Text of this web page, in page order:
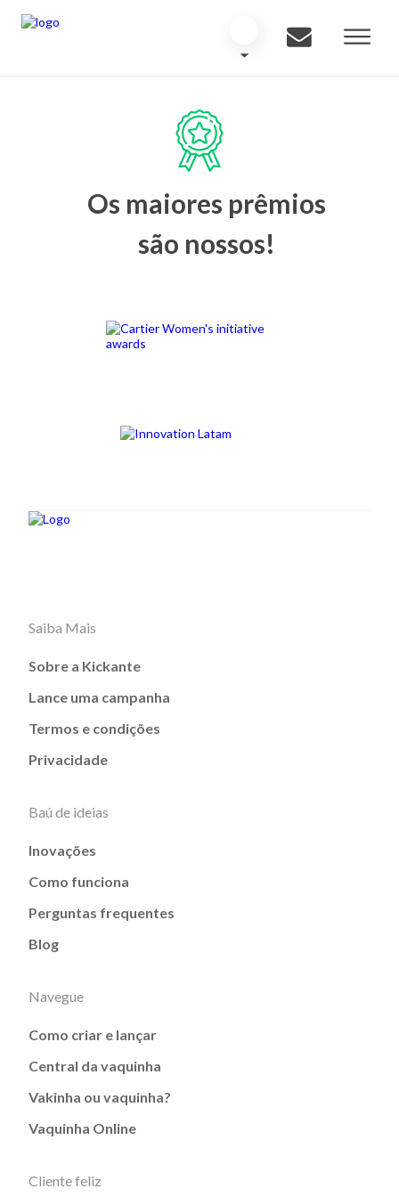
Os maiores prêmios
são nossos!
Saiba Mais
Sobre a Kickante
Lance uma campanha
Termos e condições
Privacidade
Baú de ideias
Inovações
Como funciona
Perguntas frequentes
Blog
Navegue
Como criar e lançar
Central da vaquinha
Vakinha ou vaquinha?
Vaquinha Online
Cliente feliz